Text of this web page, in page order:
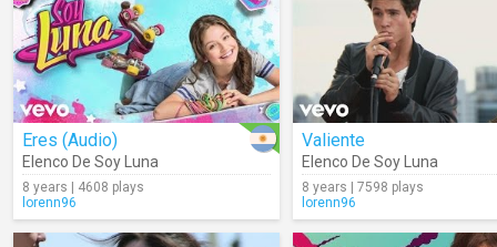
Eres (Audio)
Elenco De Soy Luna
8 years | 4608 plays
lorenn96
Valiente
Elenco De Soy Luna
8 years | 7598 plays
lorenn96